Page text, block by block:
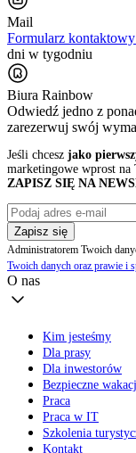
Mail
Formularz kontaktowy
dni w tygodniu
Biura Rainbow
Odwiedź jedno z
zarezerwuj swój
Jeśli chcesz jako
marketingowe wprost na
ZAPISZ SIĘ NA
Zapisz się
Administratorem Twoich
Twoich danych oraz prawie i
O nas
Kim jesteśmy
Dla prasy
Dla inwestorów
Bezpieczne
Praca
Praca w IT
Szkolenia
Kontakt